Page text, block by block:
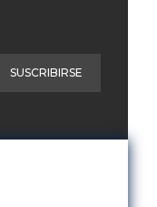
SUSCRIBIRSE